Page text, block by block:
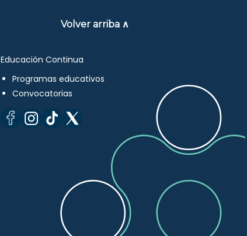
Volver arriba ∧
Educación Continua
Programas educativos
Convocatorias